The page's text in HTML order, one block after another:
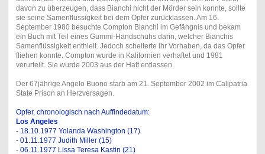
davon zu überzeugen, dass Bianchi nicht der Mörder sein konnte, sollte
sie seine Samenflüssigkeit bei dem Opfer zurücklassen. Am 16.
September 1980 besuchte Compton Bianchi im Gefängnis und bekam
ein Buch mit Teil eines Gummi-Handschuhs darin, welcher Bianchis
Samenflüssigkeit enthielt. Jedoch scheiterte ihr Vorhaben, da das Opfer
fliehen konnte. Compton wurde in Kalifornien verhaftet und 1981
verurteilt. Sie wurde 2003 aus der Haft entlassen.
Der 67jährige Angelo Buono starb am 21. September 2002 im Calipatria
State Prison an Herzversagen.
Opfer, chronologisch nach Auffindedatum:
Los Angeles
- 18.10.1977 Yolanda Washington (17)
- 01.11.1977 Judith Miller (15)
- 06.11.1977 Lissa Teresa Kastin (21)